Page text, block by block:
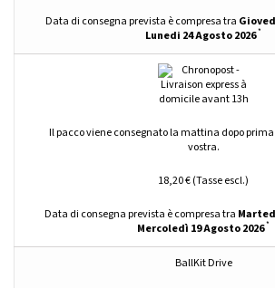
Data di consegna prevista è compresa tra
Lunedi 24 Agosto 2026*
Il pacco viene consegnato la mattina dopo prima
vostra.
18,20 € (Tasse escl.)
Data di consegna prevista è compresa tra
Mercoledì 19 Agosto 2026*
BallKit Drive